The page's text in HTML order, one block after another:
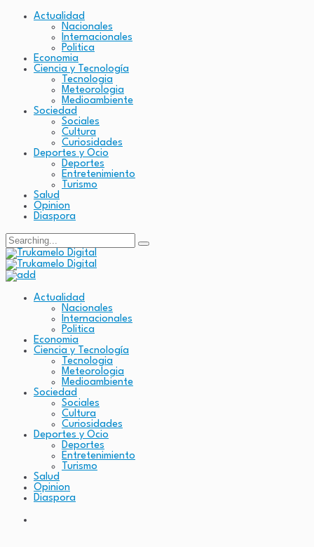
Actualidad
Nacionales
Internacionales
Politica
Economia
Ciencia y Tecnología
Tecnologia
Meteorologia
Medioambiente
Sociedad
Sociales
Cultura
Curiosidades
Deportes y Ocio
Deportes
Entretenimiento
Turismo
Salud
Opinion
Diaspora
Search
for:
Actualidad
Nacionales
Internacionales
Politica
Economia
Ciencia y Tecnología
Tecnologia
Meteorologia
Medioambiente
Sociedad
Sociales
Cultura
Curiosidades
Deportes y Ocio
Deportes
Entretenimiento
Turismo
Salud
Opinion
Diaspora